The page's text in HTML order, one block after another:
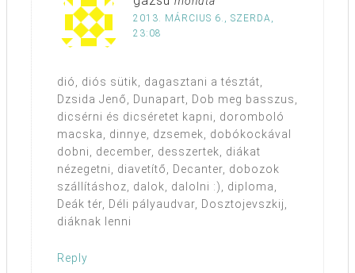
2013. MÁRCIUS 6., SZERDA,
23:08
dió, diós sütik, dagasztani a tésztát,
Dzsida Jenő, Dunapart, Dob meg basszus,
dicsérni és dicséretet kapni, doromboló
macska, dinnye, dzsemek, dobókockával
dobni, december, desszertek, diákat
nézegetni, diavetítő, Decanter, dobozok
szállításhoz, dalok, dalolni :), diploma,
Deák tér, Déli pályaudvar, Dosztojevszkij,
diáknak lenni
Reply